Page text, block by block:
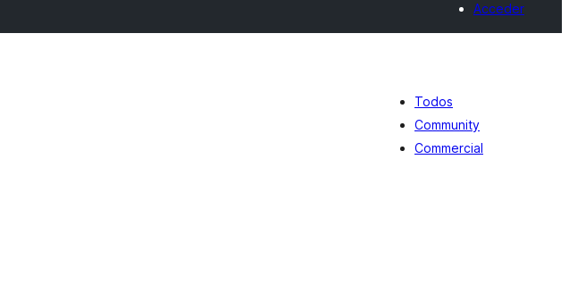
Acceder
Todos
Community
Commercial